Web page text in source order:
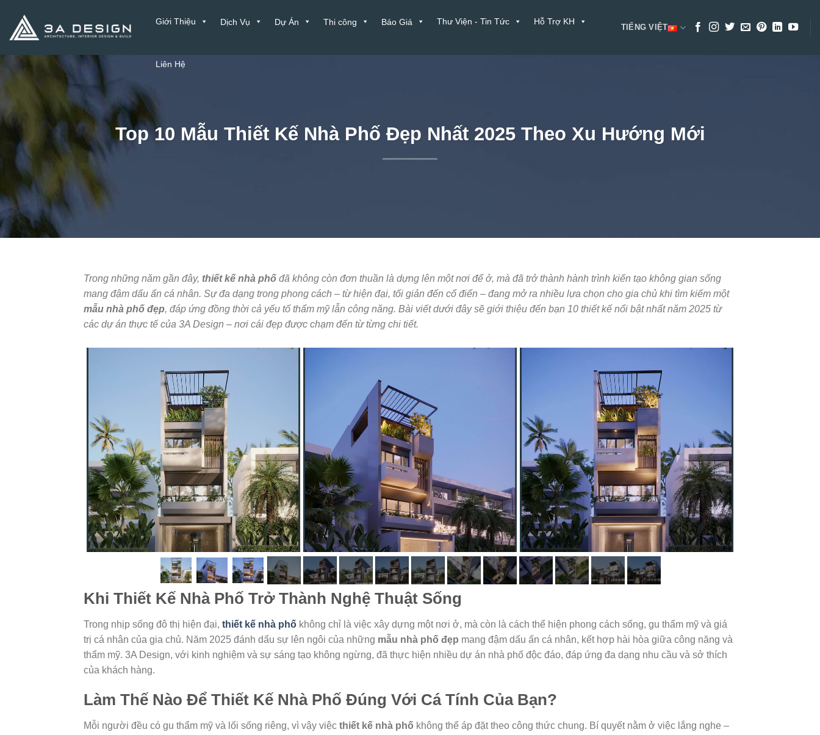
nội
dung
Giới Thiệu Dịch Vụ Dự Án Thi công Báo Giá Thư Viện - Tin Tức Hỗ Trợ KH
Liên Hệ
TIẾNG VIỆT
Top 10 Mẫu Thiết Kế Nhà Phố Đẹp Nhất 2025 Theo Xu Hướng Mới
Trong những năm gần đây, thiết kế nhà phố đã không còn đơn thuần là dựng lên một nơi để ở, mà đã trở thành hành trình kiến tạo không gian sống
mang đậm dấu ấn cá nhân. Sự đa dạng trong phong cách – từ hiện đại, tối giản đến cổ điển – đang mở ra nhiều lựa chọn cho gia chủ khi tìm kiếm một
mẫu nhà phố đẹp, đáp ứng đồng thời cả yếu tố thẩm mỹ lẫn công năng. Bài viết dưới đây sẽ giới thiệu đến bạn 10 thiết kế nổi bật nhất năm 2025 từ
các dự án thực tế của 3A Design – nơi cái đẹp được chạm đến từ từng chi tiết.
Khi Thiết Kế Nhà Phố Trở Thành Nghệ Thuật Sống
Trong nhịp sống đô thị hiện đại, thiết kế nhà phố không chỉ là việc xây dựng một nơi ở, mà còn là cách thể hiện phong cách sống, gu thẩm mỹ và giá
trị cá nhân của gia chủ. Năm 2025 đánh dấu sự lên ngôi của những mẫu nhà phố đẹp mang đậm dấu ấn cá nhân, kết hợp hài hòa giữa công năng và
thẩm mỹ. 3A Design, với kinh nghiệm và sự sáng tạo không ngừng, đã thực hiện nhiều dự án nhà phố độc đáo, đáp ứng đa dạng nhu cầu và sở thích
của khách hàng.
Làm Thế Nào Để Thiết Kế Nhà Phố Đúng Với Cá Tính Của Bạn?
Mỗi người đều có gu thẩm mỹ và lối sống riêng, vì vậy việc thiết kế nhà phố không thể áp đặt theo công thức chung. Bí quyết nằm ở việc lắng nghe –